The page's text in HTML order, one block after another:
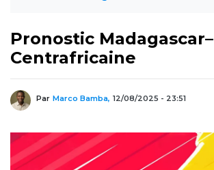
Pronostic Madagascar–
Centrafricaine
Par Marco Bamba, 12/08/2025 - 23:51